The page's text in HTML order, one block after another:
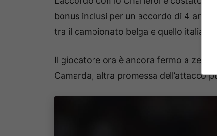
bonus inclusi per un accordo di 4 anni
tra il campionato belga e quello italiano.
Il giocatore ora è ancora fermo a zero
Camarda, altra promessa dell’attacco